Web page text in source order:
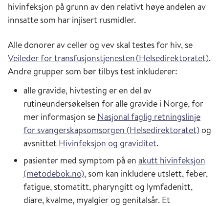
hivinfeksjon på grunn av den relativt høye andelen av
innsatte som har injisert rusmidler.
Alle donorer av celler og vev skal testes for hiv, se
Veileder for transfusjonstjenesten (Helsedirektoratet).
Andre grupper som bør tilbys test inkluderer:
alle gravide, hivtesting er en del av
rutineundersøkelsen for alle gravide i Norge, for
mer informasjon se Nasjonal faglig retningslinje
for svangerskapsomsorgen (Helsedirektoratet) og
avsnittet Hivinfeksjon og graviditet.
pasienter med symptom på en akutt hivinfeksjon
(metodebok.no), som kan inkludere utslett, feber,
fatigue, stomatitt, pharyngitt og lymfadenitt,
diare, kvalme, myalgier og genitalsår. Et